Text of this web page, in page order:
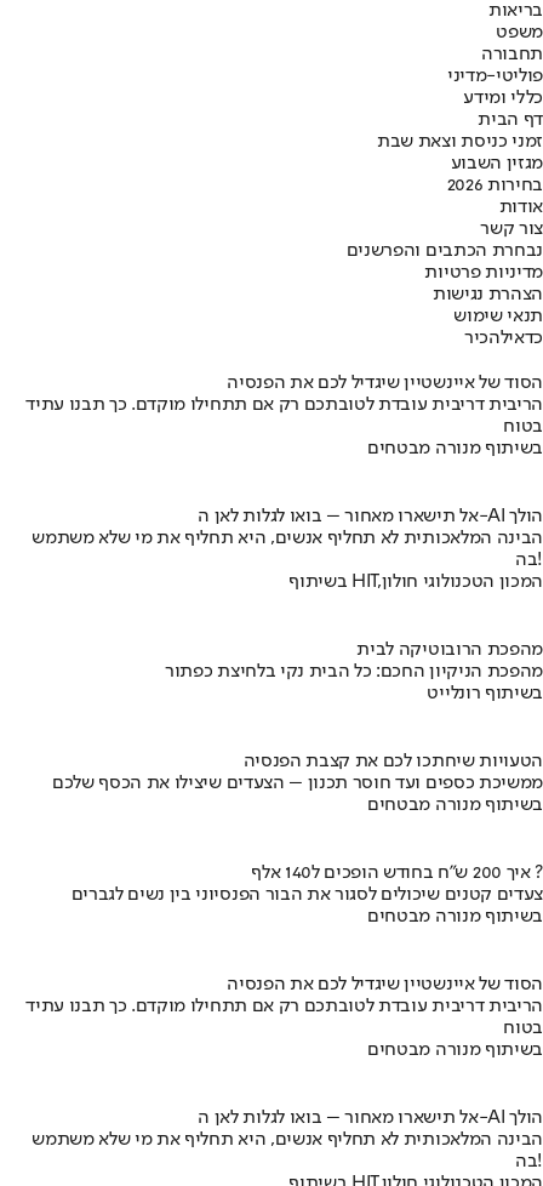
בריאות
משפט
תחבורה
פוליטי-מדיני
כללי ומידע
דף הבית
זמני כניסת וצאת שבת
מגזין השבוע
בחירות 2026
אודות
צור קשר
נבחרת הכתבים והפרשנים
מדיניות פרטיות
הצהרת נגישות
תנאי שימוש
כדאילהכיר
הסוד של איינשטיין שיגדיל לכם את הפנסיה
הריבית דריבית עובדת לטובתכם רק אם תתחילו מוקדם. כך תבנו עתיד
בטוח
בשיתוף מנורה מבטחים
אל תישארו מאחור – בואו לגלות לאן ה-AI הולך
הבינה המלאכותית לא תחליף אנשים, היא תחליף את מי שלא משתמש
בה!
בשיתוף HIT,המכון הטכנולוגי חולון
מהפכת הרובוטיקה לבית
מהפכת הניקיון החכם: כל הבית נקי בלחיצת כפתור
בשיתוף רונלייט
הטעויות שיחתכו לכם את קצבת הפנסיה
ממשיכת כספים ועד חוסר תכנון – הצעדים שיצילו את הכסף שלכם
בשיתוף מנורה מבטחים
איך 200 ש"ח בחודש הופכים ל140 אלף ?
צעדים קטנים שיכולים לסגור את הבור הפנסיוני בין נשים לגברים
בשיתוף מנורה מבטחים
הסוד של איינשטיין שיגדיל לכם את הפנסיה
הריבית דריבית עובדת לטובתכם רק אם תתחילו מוקדם. כך תבנו עתיד
בטוח
בשיתוף מנורה מבטחים
אל תישארו מאחור – בואו לגלות לאן ה-AI הולך
הבינה המלאכותית לא תחליף אנשים, היא תחליף את מי שלא משתמש
בה!